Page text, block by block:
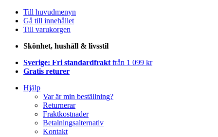
Till huvudmenyn
Gå till innehållet
Till varukorgen
Skönhet, hushåll & livsstil
Sverige: Fri standardfrakt från 1 099 kr
Gratis returer
Hjälp
Var är min beställning?
Returnerar
Fraktkostnader
Betalningsalternativ
Kontakt